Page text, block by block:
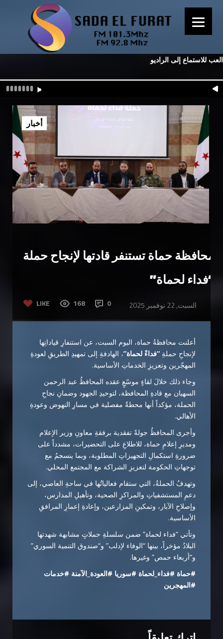
العب للاستماع إلى الراديو
محافظة حماة تستنفر قادتها لإنجاح حملة
“فداء لحماة”
LIKE 168 0 السبت, 22 نوفمبر 2025
أخبار
أعلنت محافظةُ حماة، اليوم السبت، عن استنفارِ قياداتِها
لإنجاحِ حملةِ “فداءً لحماة”، الهادفةِ إلى تمهيدِ الطريقِ لعودةِ
المهجّرين وتعزيزِ الخدماتِ الأساسية.
وجاء ذلك خلالَ لقاءٍ موسّعٍ عقده المحافظُ عبد الرحمن
السهيان مع قادةِ المحافظة، لتوحيدِ الجهود وضمانِ نجاحِ
الحملة، مؤكداً أنها محطةٌ مفصلية في مسارِ النهوض وعودةِ
الأهالي.
وأجرى المحافظُ جولةً تفقدية برفقةِ معاونِ وزير الإعلام
ومديرِ إعلامِ حماة، للاطلاعِ على التحضيرات، مشدداً على
ضرورةِ استكمالِ التجهيزاتِ المطلوبة، وبما ينسجمُ مع
توجهاتِ الحكومة لتعزيزِ الشراكة مع المجتمع المحلي.
وتهدفُ الحملةُ، التي ستقام فعالياتُها في ساحةِ العاصي، إلى
دعمِ المستشفياتِ والمراكزِ الصحية، وتأهيلِ المدارس،
وإصلاحِ الآبار، وتمكينِ المزارعين، وإعادةِ إعمارِ المرافقِ
الأساسية.
وتأتي “فداء لحماة” ضمن سلسلةِ حملاتٍ مشابهة شهدتها
البلادُ مؤخراً، بينها “الوفاء لإدلب” و“صندوق التنمية السوري”
و“أربعاء حمص” وغيرها.
#حماة #فداء_لحماة #سوريا #العودة_الآمنة #خدمات
#المهجرين